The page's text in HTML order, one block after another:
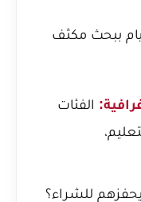
ببحث مكثف
الفئات
للشراء؟